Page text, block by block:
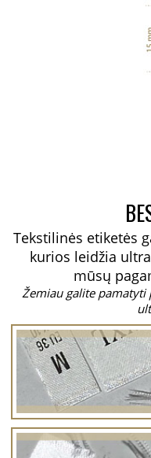
Tekstilinės etiketės
kurios leidžia
mūsų
Žemiau galite